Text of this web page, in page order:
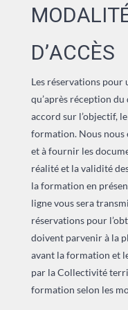
D’ACCÈS
Les réservations
qu’après réception
accord sur l’objectif,
formation. Nous nous
et à fournir les
réalité et la validité
la formation en
ligne vous sera
réservations pour
doivent parvenir à la
avant la formation et
par la Collectivité
formation selon les